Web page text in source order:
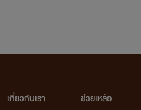
เกี่ยวกับเรา
ช่วยเหลือ